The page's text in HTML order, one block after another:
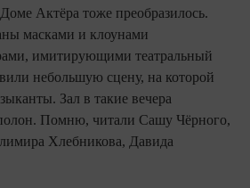
Актёра тоже преобразилось.
масками и клоунами
имитирующими театральный
небольшую сцену, на которой
Зал в такие вечера
Помню, читали Сашу Чёрного,
Хлебникова, Давида